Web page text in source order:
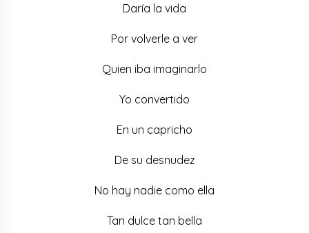
Daría la vida
Por volverle a ver
Quien iba imaginarlo
Yo convertido
En un capricho
De su desnudez
No hay nadie como ella
Tan dulce tan bella